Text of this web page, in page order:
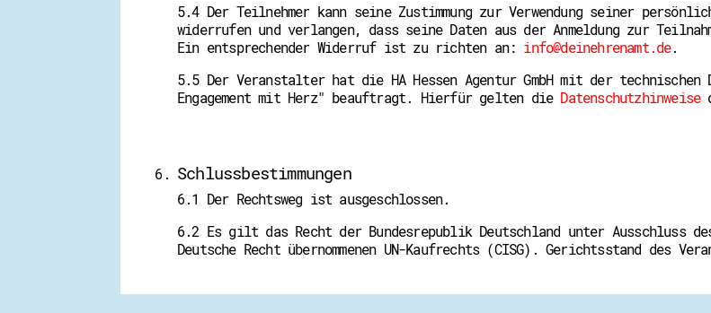
5.4 Der Teilnehmer kann seine Zustimmung zur Verwendung seiner
widerrufen und verlangen, dass seine Daten aus der Anmeldung zur
Ein entsprechender Widerruf ist zu richten an: info@deinehrenamt.de.
5.5 Der Veranstalter hat die HA Hessen Agentur GmbH mit der technischen
Engagement mit Herz" beauftragt. Hierfür gelten die Datenschutzhinweise
Schlussbestimmungen
6.1 Der Rechtsweg ist ausgeschlossen.
6.2 Es gilt das Recht der Bundesrepublik Deutschland unter Ausschluss
Deutsche Recht übernommenen UN-Kaufrechts (CISG). Gerichtsstand des